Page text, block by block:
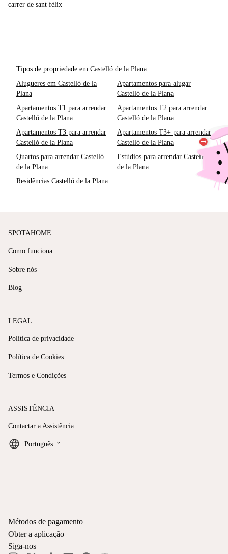
carrer de sant fèlix
Tipos de propriedade em Castelló de la Plana
Alugueres em Castelló de la
Plana
Apartamentos para alugar
Castelló de la Plana
Apartamentos T1 para arrendar
Castelló de la Plana
Apartamentos T2 para arrendar
Castelló de la Plana
Apartamentos T3 para arrendar
Castelló de la Plana
Apartamentos T3+ para arrendar
Castelló de la Plana
Quartos para arrendar Castelló
de la Plana
Estúdios para arrendar Castelló
de la Plana
Residências Castelló de la Plana
SPOTAHOME
Como funciona
Sobre nós
Blog
LEGAL
Política de privacidade
Política de Cookies
Termos e Condições
ASSISTÊNCIA
Contactar a Assistência
Português keyboard_arrow_down
Métodos de pagamento
Obter a aplicação
Siga-nos